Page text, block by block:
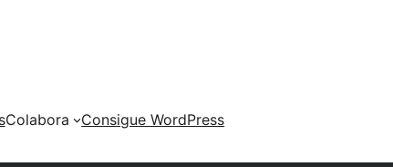
Colabora Consigue WordPress